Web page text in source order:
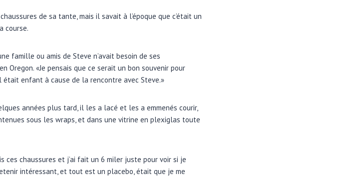
de sa tante, mais il savait à l’époque que c’était un
course.
famille ou amis de Steve n’avait besoin de ses
Oregon. «Je pensais que ce serait un bon souvenir pour
était enfant à cause de la rencontre avec Steve.»
années plus tard, il les a lacé et les a emmenés courir,
sous les wraps, et dans une vitrine en plexiglas toute
ces chaussures et j’ai fait un 6 miler juste pour voir si je
intéressant, et tout est un placebo, était que je me